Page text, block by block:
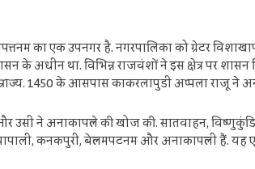
का एक उपनगर है. नगरपालिका को ग्रेटर
अधीन था. विभिन्न राजवंशों ने इस क्षेत्र पर शासन
1450 के आसपास काकरलापुडी अप्पला राजू
उसी ने अनाकापल्ले की खोज की. सातवाहन,
कनकपुरी, बेल्लमपटनम और अनाकापल्ली हैं. यह